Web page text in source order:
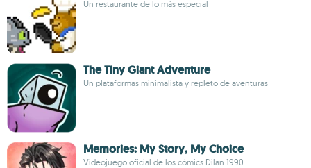
Un restaurante de lo más especial
The Tiny Giant Adventure
Un plataformas minimalista y repleto de aventuras
Memories: My Story, My Choice
Videojuego oficial de los cómics Dilan 1990